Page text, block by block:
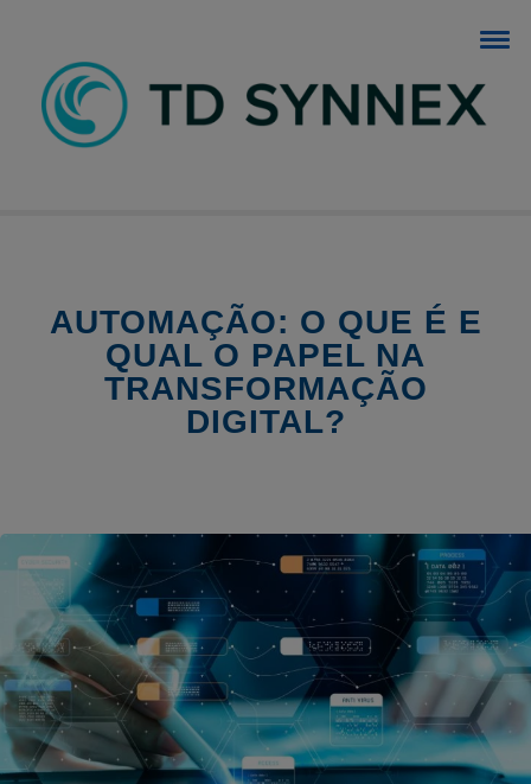
BLOG TD SYNNEX
AUTOMAÇÃO: O QUE É E
QUAL O PAPEL NA
TRANSFORMAÇÃO
DIGITAL?